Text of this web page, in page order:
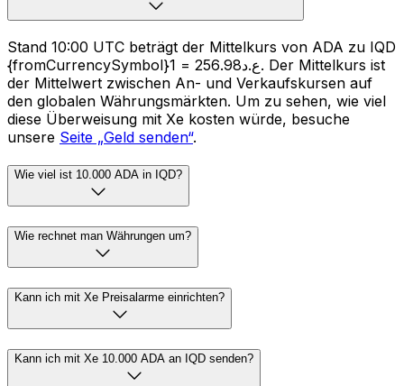
Stand 10:00 UTC beträgt der Mittelkurs von ADA zu IQD
{fromCurrencySymbol}1 = ع.د256.98. Der Mittelkurs ist
der Mittelwert zwischen An- und Verkaufskursen auf
den globalen Währungsmärkten. Um zu sehen, wie viel
diese Überweisung mit Xe kosten würde, besuche
unsere Seite „Geld senden“.
Wie viel ist 10.000 ADA in IQD?
Wie rechnet man Währungen um?
Kann ich mit Xe Preisalarme einrichten?
Kann ich mit Xe 10.000 ADA an IQD senden?